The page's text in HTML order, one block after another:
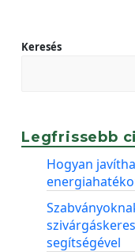
Keresés
Legfrissebb
Hogyan
segítségével